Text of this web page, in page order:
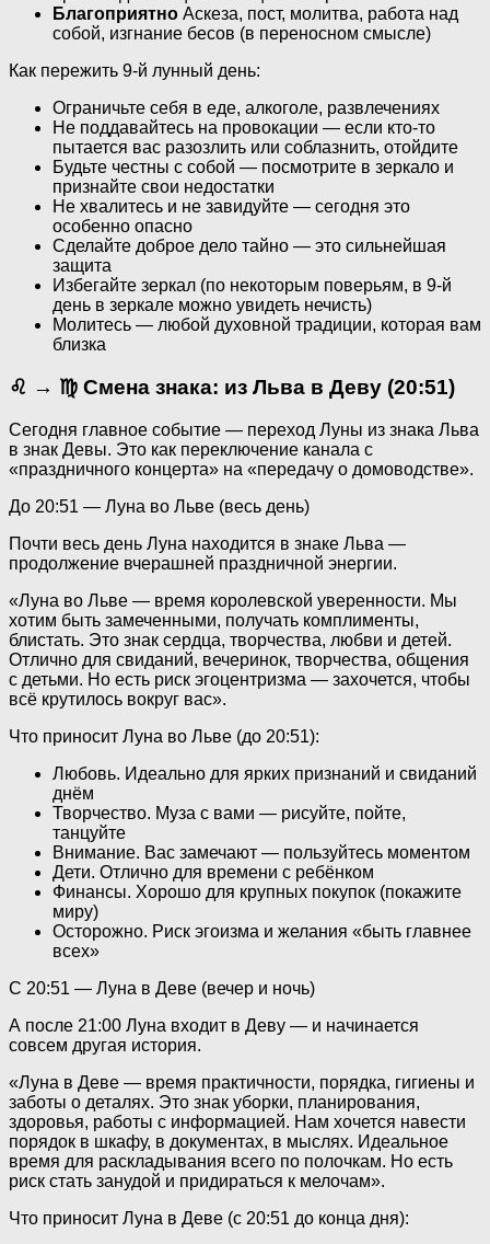
Благоприятно Аскеза, пост, молитва, работа над
собой, изгнание бесов (в переносном смысле)
Как пережить 9-й лунный день:
Ограничьте себя в еде, алкоголе, развлечениях
Не поддавайтесь на провокации — если кто-то
пытается вас разозлить или соблазнить, отойдите
Будьте честны с собой — посмотрите в зеркало и
признайте свои недостатки
Не хвалитесь и не завидуйте — сегодня это
особенно опасно
Сделайте доброе дело тайно — это сильнейшая
защита
Избегайте зеркал (по некоторым поверьям, в 9-й
день в зеркале можно увидеть нечисть)
Молитесь — любой духовной традиции, которая вам
близка
♌ → ♍ Смена знака: из Льва в Деву (20:51)
Сегодня главное событие — переход Луны из знака Льва
в знак Девы. Это как переключение канала с
«праздничного концерта» на «передачу о домоводстве».
До 20:51 — Луна во Льве (весь день)
Почти весь день Луна находится в знаке Льва —
продолжение вчерашней праздничной энергии.
«Луна во Льве — время королевской уверенности. Мы
хотим быть замеченными, получать комплименты,
блистать. Это знак сердца, творчества, любви и детей.
Отлично для свиданий, вечеринок, творчества, общения
с детьми. Но есть риск эгоцентризма — захочется, чтобы
всё крутилось вокруг вас».
Что приносит Луна во Льве (до 20:51):
Любовь. Идеально для ярких признаний и свиданий
днём
Творчество. Муза с вами — рисуйте, пойте,
танцуйте
Внимание. Вас замечают — пользуйтесь моментом
Дети. Отлично для времени с ребёнком
Финансы. Хорошо для крупных покупок (покажите
миру)
Осторожно. Риск эгоизма и желания «быть главнее
всех»
С 20:51 — Луна в Деве (вечер и ночь)
А после 21:00 Луна входит в Деву — и начинается
совсем другая история.
«Луна в Деве — время практичности, порядка, гигиены и
заботы о деталях. Это знак уборки, планирования,
здоровья, работы с информацией. Нам хочется навести
порядок в шкафу, в документах, в мыслях. Идеальное
время для раскладывания всего по полочкам. Но есть
риск стать занудой и придираться к мелочам».
Что приносит Луна в Деве (с 20:51 до конца дня):